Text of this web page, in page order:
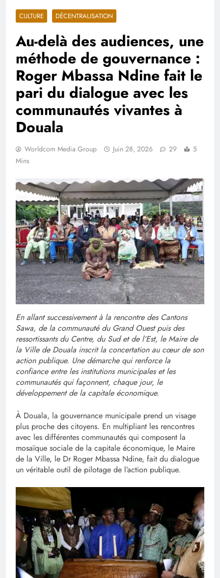
CULTURE DÉCENTRALISATION
Au-delà des audiences, une
méthode de gouvernance :
Roger Mbassa Ndine fait le
pari du dialogue avec les
communautés vivantes à
Douala
Worldcom Media Group Juin 28, 2026 29
5
Mins
En allant successivement à la rencontre des Cantons
Sawa, de la communauté du Grand Ouest puis des
ressortissants du Centre, du Sud et de l’Est, le Maire de
la Ville de Douala inscrit la concertation au cœur de son
action publique. Une démarche qui renforce la
confiance entre les institutions municipales et les
communautés qui façonnent, chaque jour, le
développement de la capitale économique.
À Douala, la gouvernance municipale prend un visage
plus proche des citoyens. En multipliant les rencontres
avec les différentes communautés qui composent la
mosaïque sociale de la capitale économique, le Maire
de la Ville, le Dr Roger Mbassa Ndine, fait du dialogue
un véritable outil de pilotage de l’action publique.